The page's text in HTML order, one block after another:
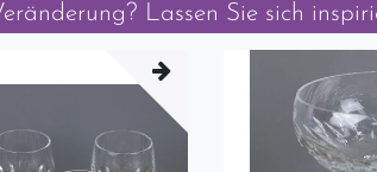
Lassen Sie sich